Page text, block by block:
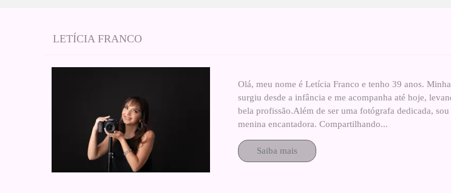
LETÍCIA FRANCO
Olá, meu nome é Letícia Franco e tenho 39 anos.
surgiu desde a infância e me acompanha até hoje,
bela profissão.Além de ser uma fotógrafa dedicada,
menina encantadora. Compartilhando...
Saiba mais